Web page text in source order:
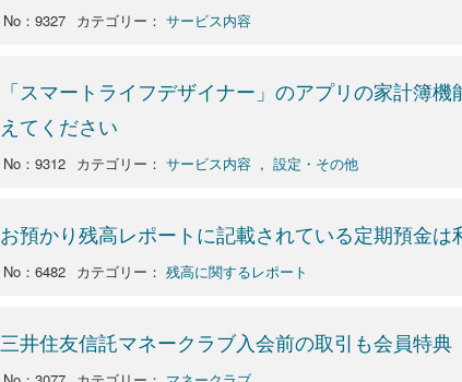
No：9327 カテゴリー： サービス内容
「スマートライフデザイナー」のアプリの家計簿
えてください
No：9312 カテゴリー： サービス内容 , 設定・その他
お預かり残高レポートに記載されている定期預金は
No：6482 カテゴリー： 残高に関するレポート
三井住友信託マネークラブ入会前の取引も会員特